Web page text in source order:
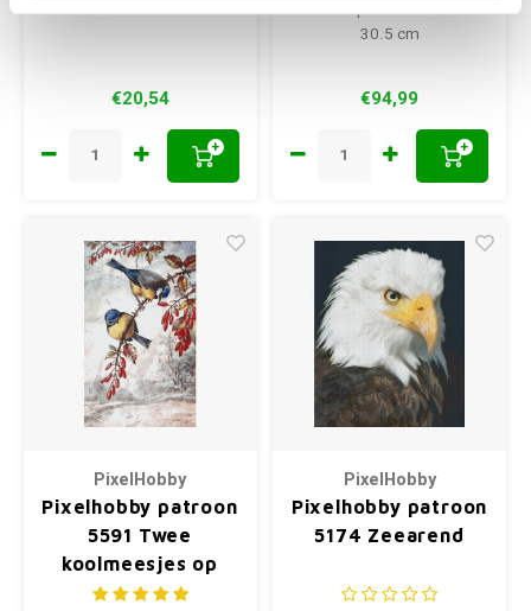
€20,54
+
9 basisplaten ca. 38.1 x
30.5 cm
€94,99
+
PixelHobby
Pixelhobby patroon
5591 Twee
koolmeesjes op
een tak
PixelHobby
Pixelhobby patroon
5174 Zeearend